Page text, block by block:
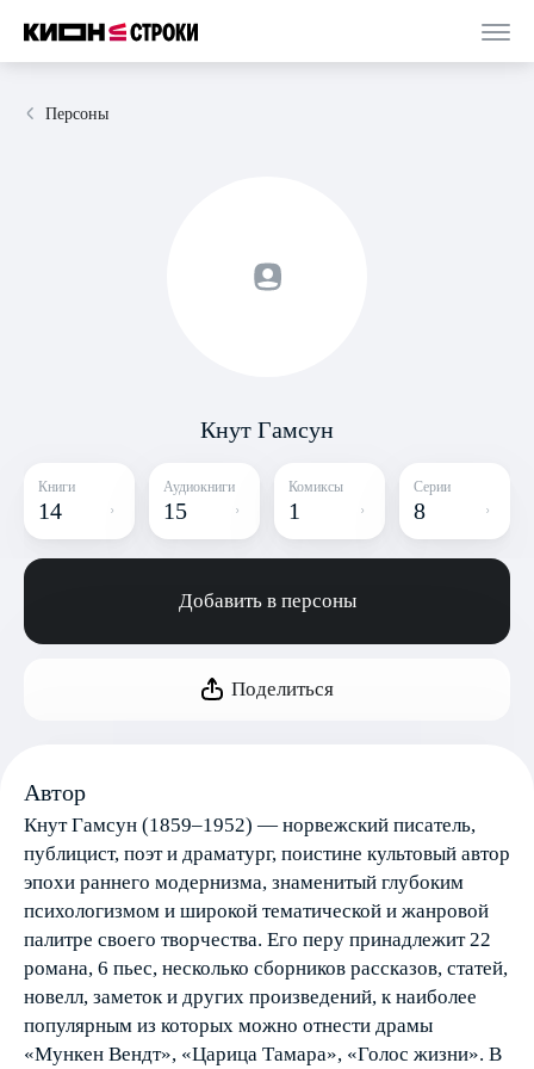
Персоны
Кнут Гамсун
Книги
14
Аудиокниги
15
Комиксы
1
Серии
8
Добавить в персоны
Поделиться
Автор
Кнут Гамсун (1859–1952) — норвежский писатель,
публицист, поэт и драматург, поистине культовый автор
эпохи раннего модернизма, знаменитый глубоким
психологизмом и широкой тематической и жанровой
палитре своего творчества. Его перу принадлежит 22
романа, 6 пьес, несколько сборников рассказов, статей,
новелл, заметок и других произведений, к наиболее
популярным из которых можно отнести драмы
«Мункен Вендт», «Царица Тамара», «Голос жизни». В